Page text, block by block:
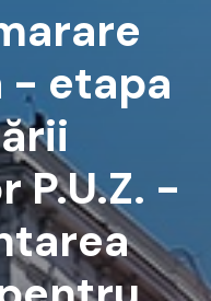
- etapa
P.U.Z. -